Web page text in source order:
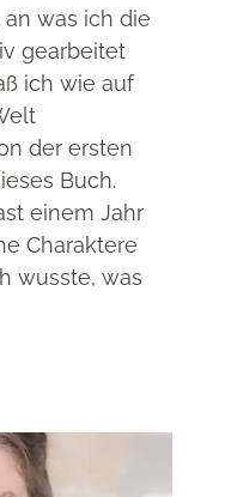
an was ich die
gearbeitet
ich wie auf
der ersten
Buch.
einem Jahr
Charaktere
wusste, was